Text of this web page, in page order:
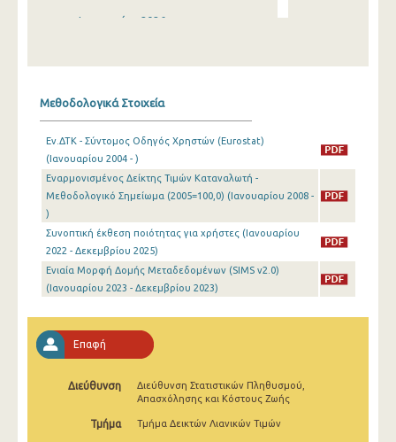
Ιανουαρίου 2026
Σεπτεμβρίου 2025
Αυγούστου 2025
Ιουνίου 2025
Μαΐου 2025
Μαρτίου 2025
Ιανουαρίου 2025
Μεθοδολογικά Στοιχεία
Εν.ΔΤΚ - Σύντομος Οδηγός Χρηστών (Eurostat)
(Ιανουαρίου 2004 - )
Εναρμονισμένος Δείκτης Τιμών Καταναλωτή -
Μεθοδολογικό Σημείωμα (2005=100,0) (Ιανουαρίου 2008 -
)
Συνοπτική έκθεση ποιότητας για χρήστες (Ιανουαρίου
2022 - Δεκεμβρίου 2025)
Ενιαία Μορφή Δομής Μεταδεδομένων (SIMS v2.0)
(Ιανουαρίου 2023 - Δεκεμβρίου 2023)
Επαφή
Διεύθυνση
Διεύθυνση Στατιστικών Πληθυσμού,
Απασχόλησης και Κόστους Ζωής
Τμήμα Τμήμα Δεικτών Λιανικών Τιμών